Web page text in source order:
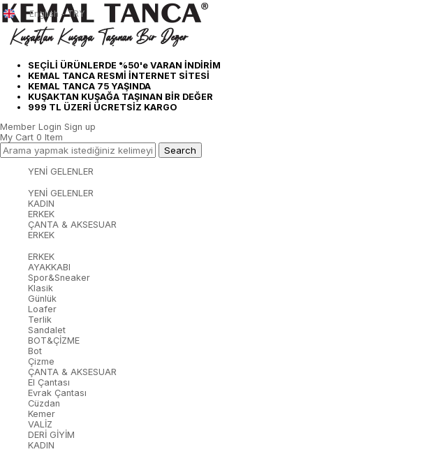
SEÇİLİ ÜRÜNLERDE %50'e VARAN İNDİRİM
KEMAL TANCA RESMİ İNTERNET SİTESİ
KEMAL TANCA 75 YAŞINDA
KUŞAKTAN KUŞAĞA TAŞINAN BİR DEĞER
999 TL ÜZERİ ÜCRETSİZ KARGO
English - TRY
Member Login Sign up
My Cart 0 Item
YENİ GELENLER
YENİ GELENLER
KADIN
ERKEK
ÇANTA & AKSESUAR
ERKEK
ERKEK
AYAKKABI
Spor&Sneaker
Klasik
Günlük
Loafer
Terlik
Sandalet
BOT&ÇİZME
Bot
Çizme
ÇANTA & AKSESUAR
El Çantası
Evrak Çantası
Cüzdan
Kemer
VALİZ
DERİ GİYİM
KADIN